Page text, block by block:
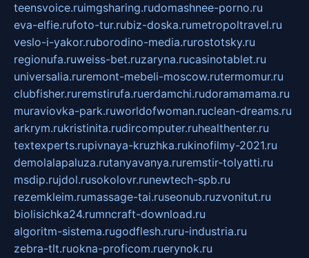
teensvoice.ruimgsharing.rudomashnee-porno.ru
eva-elfie.rufoto-tur.rubiz-doska.rumetropoltravel.ru
veslo-i-yakor.ruborodino-media.rurostotsky.ru
regionufa.ruweiss-bet.ruzaryna.rucasinotablet.ru
universalia.ruremont-mebeli-moscow.rutermomur.ru
clubfisher.ruremstirufa.ruerdamchi.rudoramamama.ru
muraviovka-park.ruworldofwoman.ruclean-dreams.ru
arkrym.rukristinita.rudircomputer.ruhealthenter.ru
textexperts.rupivnaya-kruzhka.rukinofilmy-2021.ru
demolalapaluza.rutanyavanya.ruremstir-tolyatti.ru
msdip.rujdol.rusokolovr.runewtech-spb.ru
rezemkleim.rumassage-tai.ruseonub.ruzvonitut.ru
biolisichka24.rumncraft-download.ru
algoritm-sistema.rugodflesh.ruru-industria.ru
zebra-tlt.ruokna-proficom.ruerynok.ru